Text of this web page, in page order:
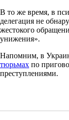
В то же время, в
делегация не
жестокого
унижения».
Напомним, в
тюрьмах по
преступлениями.